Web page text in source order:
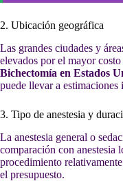
2. Ubicación geográfica
Las grandes ciudades y
elevados por el mayor
Bichectomía en Estados
puede llevar a estimaciones
3. Tipo de anestesia y
La anestesia general o
comparación con anestesia
procedimiento
el presupuesto.